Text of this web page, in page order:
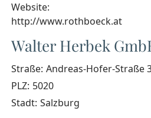
Website:
http://www.rothboeck.at
Walter Herbek
Straße: Andreas-Hofer-Straße
PLZ: 5020
Stadt: Salzburg